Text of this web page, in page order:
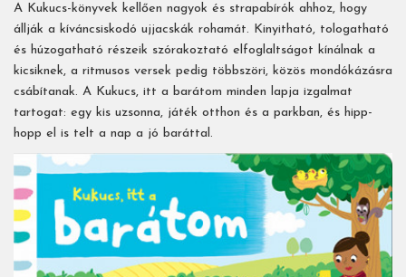
A Kukucs-könyvek kellően nagyok és strapabírók ahhoz, hogy
állják a kíváncsiskodó ujjacskák rohamát. Kinyitható, tologatható
és húzogatható részeik szórakoztató elfoglaltságot kínálnak a
kicsiknek, a ritmusos versek pedig többszöri, közös mondókázásra
csábítanak. A Kukucs, itt a barátom minden lapja izgalmat
tartogat: egy kis uzsonna, játék otthon és a parkban, és hipp-
hopp el is telt a nap a jó baráttal.